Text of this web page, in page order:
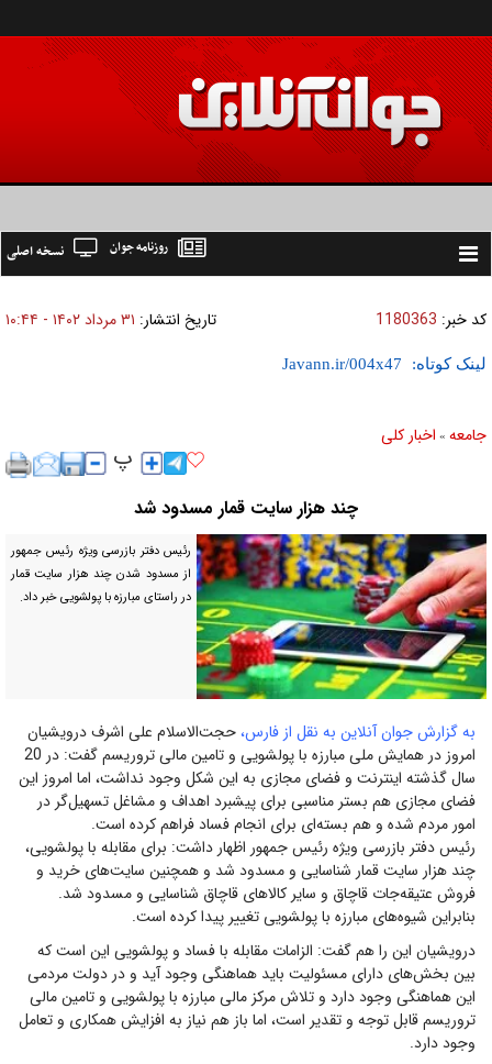
Toggle
نسخه اصلی روزنامه جوان
کد خبر: 1180363 تاریخ انتشار: ۳۱ مرداد ۱۴۰۲ - ۱۰:۴۴
لینک کوتاه:
جامعه » اخبار كلی
چند هزار سایت قمار مسدود شد
رئیس دفتر بازرسی ویژه رئیس جمهور
از مسدود شدن چند هزار سایت قمار
در راستای مبارزه با پولشویی خبر داد.
به گزارش جوان آنلاین به نقل از فارس،حجت‌الاسلام علی اشرف درویشیان
امروز در همایش ملی مبارزه با پولشویی و تامین مالی تروریسم گفت: در 20
سال گذشته اینترنت و فضای مجازی به این شکل وجود نداشت، اما امروز این
فضای مجازی هم بستر مناسبی برای پیشبرد اهداف و مشاغل تسهیل‌گر در
امور مردم شده و هم بسته‌ای برای انجام فساد فراهم کرده است.
رئیس دفتر بازرسی ویژه رئیس جمهور اظهار داشت: برای مقابله با پولشویی،
چند هزار سایت قمار شناسایی و مسدود شد و همچنین سایت‌های خرید و
فروش عتیقه‌جات قاچاق و سایر کالاهای قاچاق شناسایی و مسدود شد.
بنابراین شیوه‌های مبارزه با پولشویی تغییر پیدا کرده است.
درویشیان این را‌‌‌‌‌‌‌‌‌‌‌‌‌‌‌‌‌‌‌‌‌‌‌‌‌‌‌‌‌ هم گفت: الزامات مقابله با فساد و پولشویی این است که
بین بخش‌های دارای مسئولیت باید هماهنگی وجود آید و در دولت مردمی
این هماهنگی وجود دارد و تلاش مرکز مالی مبارزه با پولشویی و تامین مالی
تروریسم قابل توجه و تقدیر است، اما باز هم نیاز به افزایش همکاری و تعامل
وجود دارد.